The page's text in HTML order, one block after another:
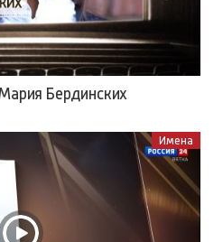
Бердинских
Имена